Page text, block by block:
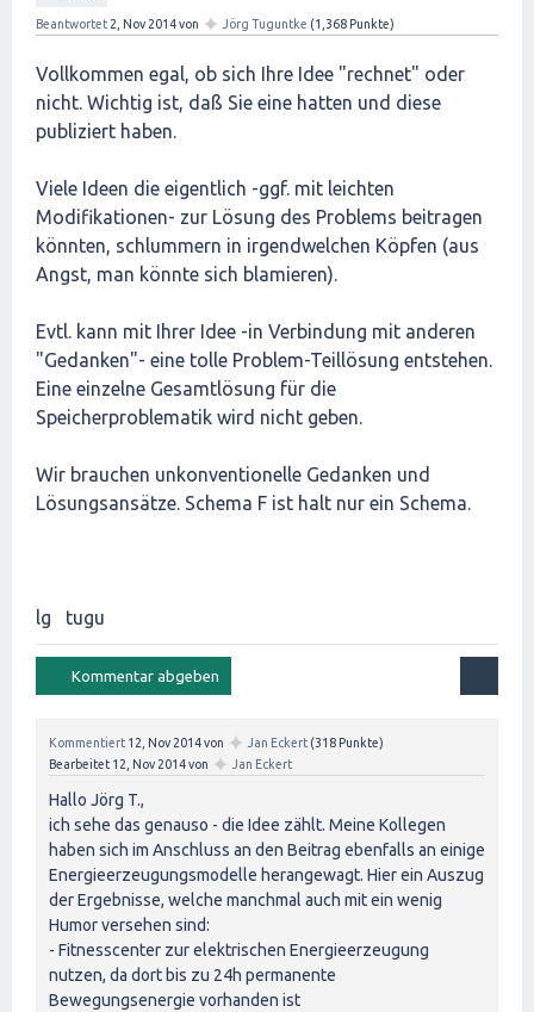
Beantwortet 2, Nov 2014von ✦ Jörg Tuguntke (1,368 Punkte)
Vollkommen egal, ob sich Ihre Idee "rechnet" oder
nicht. Wichtig ist, daß Sie eine hatten und diese
publiziert haben.
Viele Ideen die eigentlich -ggf. mit leichten
Modifikationen- zur Lösung des Problems beitragen
könnten, schlummern in irgendwelchen Köpfen (aus
Angst, man könnte sich blamieren).
Evtl. kann mit Ihrer Idee -in Verbindung mit anderen
"Gedanken"- eine tolle Problem-Teillösung entstehen.
Eine einzelne Gesamtlösung für die
Speicherproblematik wird nicht geben.
Wir brauchen unkonventionelle Gedanken und
Lösungsansätze. Schema F ist halt nur ein Schema.
lg tugu
Kommentiert 12, Nov 2014von ✦ Jan Eckert (318 Punkte)
Bearbeitet 12, Nov 2014von ✦ Jan Eckert
Hallo Jörg T.,
ich sehe das genauso - die Idee zählt. Meine Kollegen
haben sich im Anschluss an den Beitrag ebenfalls an einige
Energieerzeugungsmodelle herangewagt. Hier ein Auszug
der Ergebnisse, welche manchmal auch mit ein wenig
Humor versehen sind:
- Fitnesscenter zur elektrischen Energieerzeugung
nutzen, da dort bis zu 24h permanente
Bewegungsenergie vorhanden ist